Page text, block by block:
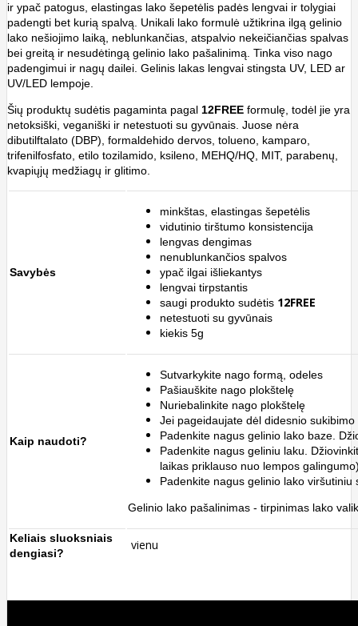
ir ypač patogus, elastingas lako šepetėlis padės lengvai ir tolygiai
padengti bet kurią spalvą. Unikali lako formulė užtikrina ilgą gelinio
lako nešiojimo laiką, neblunkančias, atspalvio nekeičiančias spalvas
bei greitą ir nesudėtingą gelinio lako pašalinimą. Tinka viso nago
padengimui ir nagų dailei. Gelinis lakas lengvai stingsta UV, LED ar
UV/LED lempoje.
Šių produktų sudėtis pagaminta pagal 12FREE formulę, todėl jie yra
netoksiški, veganiški ir netestuoti su gyvūnais. Juose nėra
dibutilftalato (DBP), formaldehido dervos, tolueno, kamparo,
trifenilfosfato, etilo tozilamido, ksileno, MEHQ/HQ, MIT, parabenų,
kvapiųjų medžiagų ir glitimo.
Savybės
minkštas, elastingas šepetėlis
vidutinio tirštumo konsistencija
lengvas dengimas
nenublunkančios spalvos
ypač ilgai išliekantys
lengvai tirpstantis
saugi produkto sudėtis 12FREE
netestuoti su gyvūnais
kiekis 5g
Kaip naudoti?
Sutvarkykite nago formą, odeles
Pašiauškite nago plokštelę
Nuriebalinkite nago plokštelę
Jei pageidaujate dėl didesnio
Padenkite nagus gelinio lako baze.
Padenkite nagus geliniu laku.
laikas priklauso nuo lempos
Padenkite nagus gelinio lako
Gelinio lako pašalinimas - tirpinimas lako
Keliais sluoksniais
dengiasi?
vienu